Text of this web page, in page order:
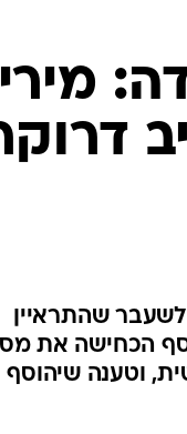
חדשות
המייל האדום
שהתראיין
הכחישה את
וטענה שיהוסף